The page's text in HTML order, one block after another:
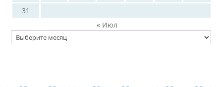
31
« Июл
Архивы